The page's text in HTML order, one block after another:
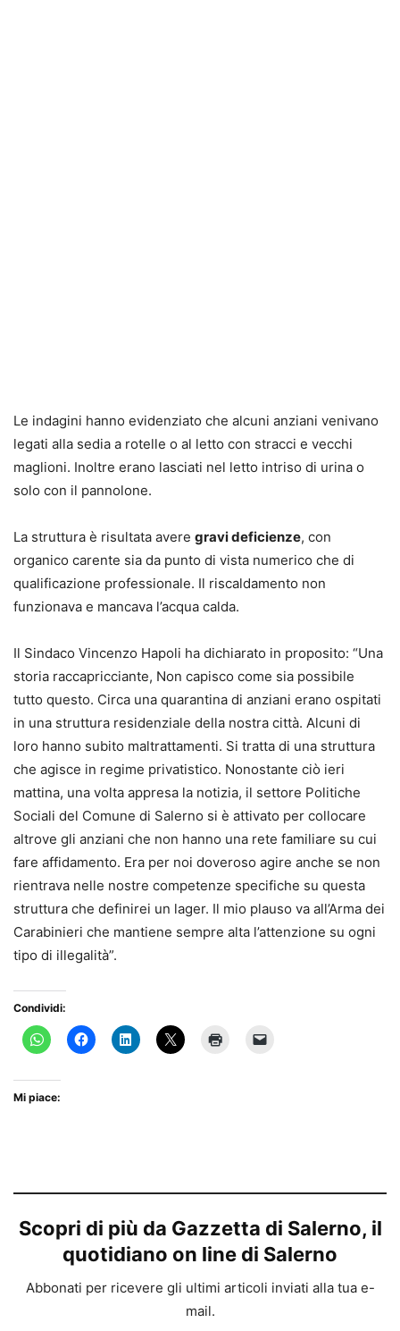
Le indagini hanno evidenziato che alcuni anziani venivano
legati alla sedia a rotelle o al letto con stracci e vecchi
maglioni. Inoltre erano lasciati nel letto intriso di urina o
solo con il pannolone.
La struttura è risultata avere gravi deficienze, con
organico carente sia da punto di vista numerico che di
qualificazione professionale. Il riscaldamento non
funzionava e mancava l’acqua calda.
Il Sindaco Vincenzo Hapoli ha dichiarato in proposito: “Una
storia raccapricciante, Non capisco come sia possibile
tutto questo. Circa una quarantina di anziani erano ospitati
in una struttura residenziale della nostra città. Alcuni di
loro hanno subito maltrattamenti. Si tratta di una struttura
che agisce in regime privatistico. Nonostante ciò ieri
mattina, una volta appresa la notizia, il settore Politiche
Sociali del Comune di Salerno si è attivato per collocare
altrove gli anziani che non hanno una rete familiare su cui
fare affidamento. Era per noi doveroso agire anche se non
rientrava nelle nostre competenze specifiche su questa
struttura che definirei un lager. Il mio plauso va all’Arma dei
Carabinieri che mantiene sempre alta l’attenzione su ogni
tipo di illegalità”.
Condividi:
Mi piace:
Scopri di più da Gazzetta di Salerno, il
quotidiano on line di Salerno
Abbonati per ricevere gli ultimi articoli inviati alla tua e-
mail.